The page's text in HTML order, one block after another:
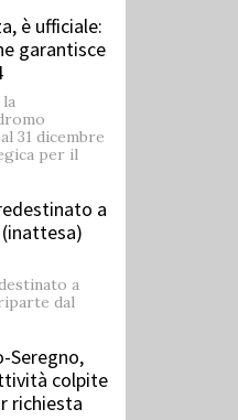
è ufficiale:
garantisce
31 dicembre
per il
a
a
dal
Seregno,
colpite
richiesta